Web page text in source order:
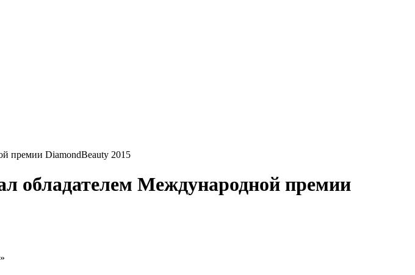
премии DiamondBeauty 2015
обладателем Международной премии